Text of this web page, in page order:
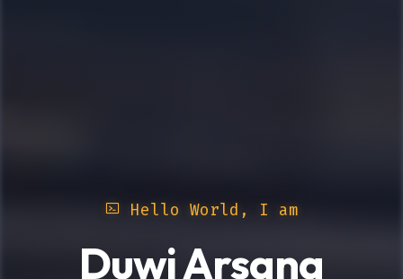
Hello World, I am
Duwi Arsana